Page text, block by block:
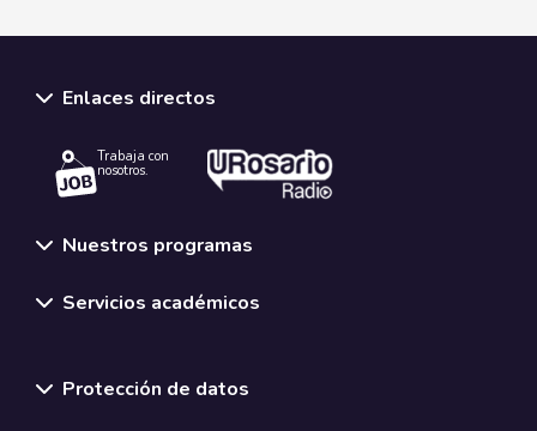
Enlaces directos
Trabaja con
nosotros.
Nuestros programas
Servicios académicos
Protección de datos